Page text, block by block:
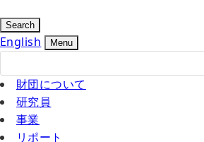
Search
English Menu
財団について
研究員
事業
リポート